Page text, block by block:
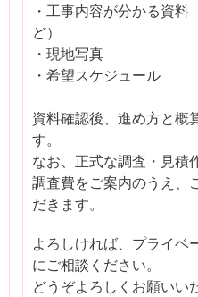
・工事内容が分かる資
ど）
・現地写真
・希望スケジュール
資料確認後、進め方と概
す。
なお、正式な調査・見積
調査費をご案内のうえ、
だきます。
よろしければ、プライベ
にご相談ください。
どうぞよろしくお願いい